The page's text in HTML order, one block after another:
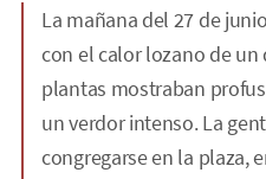
La mañana del 27 de
con el calor lozano de un
plantas mostraban
un verdor intenso. La
congregarse en la plaza,